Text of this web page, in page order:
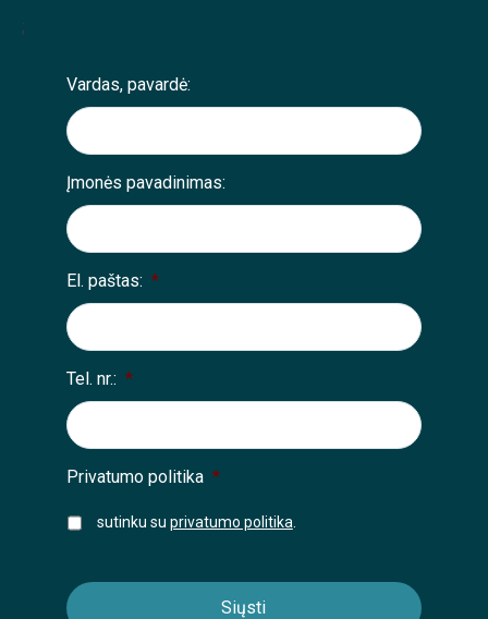
;
Vardas, pavardė:
Įmonės pavadinimas:
El. paštas: *
Tel. nr.: *
Privatumo politika *
sutinku su privatumo politika